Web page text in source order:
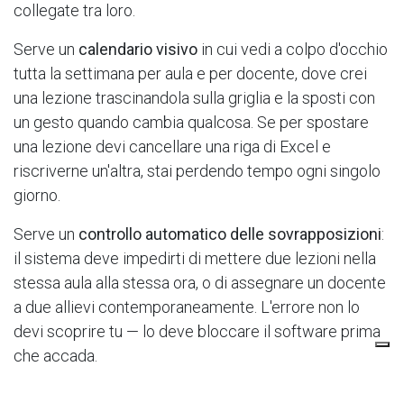
collegate tra loro.
Serve un calendario visivo in cui vedi a colpo d'occhio
tutta la settimana per aula e per docente, dove crei
una lezione trascinandola sulla griglia e la sposti con
un gesto quando cambia qualcosa. Se per spostare
una lezione devi cancellare una riga di Excel e
riscriverne un'altra, stai perdendo tempo ogni singolo
giorno.
Serve un controllo automatico delle sovrapposizioni:
il sistema deve impedirti di mettere due lezioni nella
stessa aula alla stessa ora, o di assegnare un docente
a due allievi contemporaneamente. L'errore non lo
devi scoprire tu — lo deve bloccare il software prima
che accada.